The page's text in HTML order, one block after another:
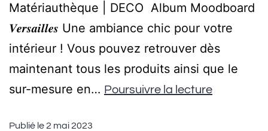
Matériauthèque | DECO Album Moodboard
𝑽𝒆𝒓𝒔𝒂𝒊𝒍𝒍𝒆𝒔 Une ambiance chic pour votre
intérieur ! Vous pouvez retrouver dès
maintenant tous les produits ainsi que le
sur-mesure en… Poursuivre la lecture
Publié le2 mai 2023